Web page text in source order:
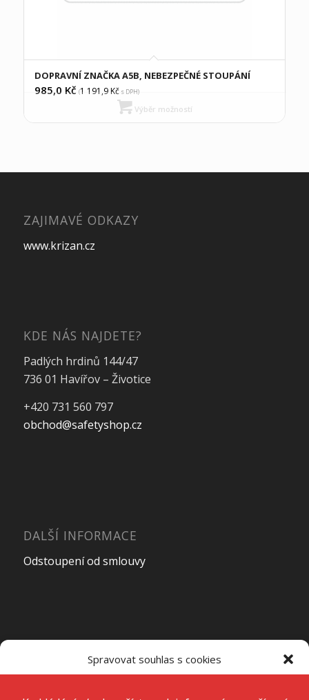
Spravovat souhlas s cookies
DOPRAVNÍ ZNAČKA A5B, NEBEZPEČNÉ STOUPÁNÍ
985,0 Kč (1 191,9Kčs DPH)
Výběr možností
ZAJIMAVÉ ODKAZY
www.krizan.cz
KDE NÁS NAJDETE?
Padlých hrdinů 144/47
736 01 Havířov – Životice
+420 731 560 797
obchod@safetyshop.cz
DALŠÍ INFORMACE
Odstoupení od smlouvy
Pondělí – Pátek7:00 – 15:00